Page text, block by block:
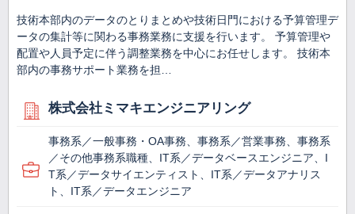
技術本部内のデータのとりまとめや技術日門における予算管理デ
ータの集計等に関わる事務業務に支援を行います。 予算管理や
配置や人員予定に伴う調整業務を中心にお任せします。 技術本
部内の事務サポート業務を担…
株式会社ミマキエンジニアリング
事務系／一般事務・OA事務、事務系／営業事務、事務系
／その他事務系職種、IT系／データベースエンジニア、I
T系／データサイエンティスト、IT系／データアナリス
ト、IT系／データエンジニア